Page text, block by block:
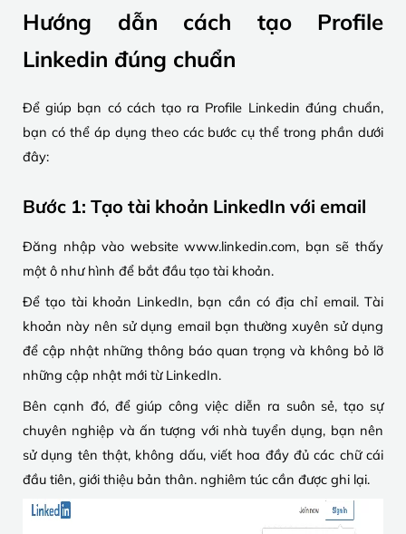
Hướng dẫn cách tạo Profile
Linkedin đúng chuẩn
Để giúp bạn có cách tạo ra Profile Linkedin đúng chuẩn,
bạn có thể áp dụng theo các bước cụ thể trong phần dưới
đây:
Bước 1: Tạo tài khoản LinkedIn với email
Đăng nhập vào website www.linkedin.com, bạn sẽ thấy
một ô như hình để bắt đầu tạo tài khoản.
Để tạo tài khoản LinkedIn, bạn cần có địa chỉ email. Tài
khoản này nên sử dụng email bạn thường xuyên sử dụng
để cập nhật những thông báo quan trọng và không bỏ lỡ
những cập nhật mới từ LinkedIn.
Bên cạnh đó, để giúp công việc diễn ra suôn sẻ, tạo sự
chuyên nghiệp và ấn tượng với nhà tuyển dụng, bạn nên
sử dụng tên thật, không dấu, viết hoa đầy đủ các chữ cái
đầu tiên, giới thiệu bản thân. nghiêm túc cần được ghi lại.